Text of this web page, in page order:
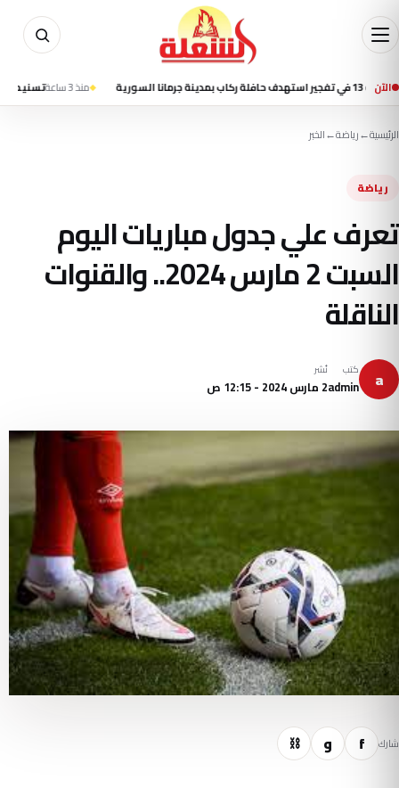
الآن منذ 3 ساعة تسنيم: انفجاران
الرئيسية←رياضة←الخبر
رياضة
تعرف علي جدول مباريات اليوم
السبت 2 مارس 2024.. والقنوات
الناقلة
a كتب
admin
نُشر
2 مارس 2024 - 12:15 ص
شارك f و ⛓